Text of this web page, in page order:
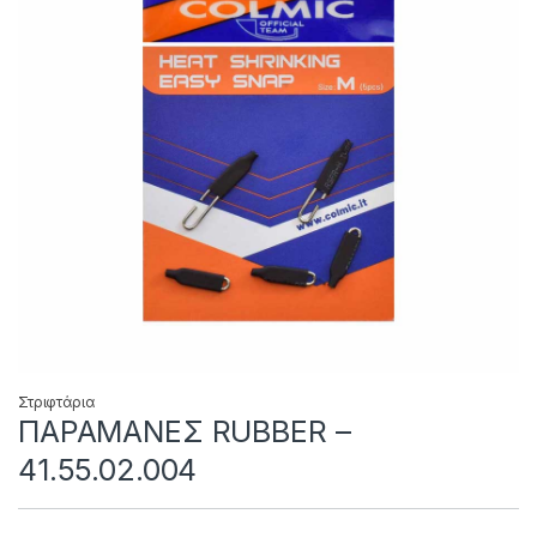
Στριφτάρια
ΠΑΡΑΜΑΝΕΣ RUBBER –
41.55.02.004